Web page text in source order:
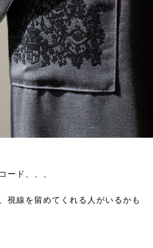
ード、、、
視線を留めてくれる人がいるかも